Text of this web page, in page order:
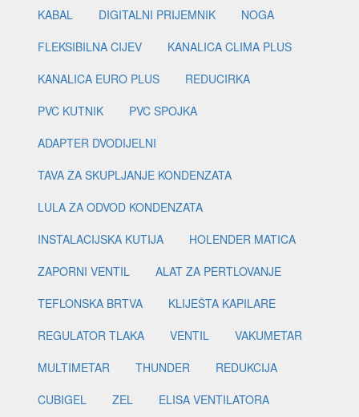
KABAL
DIGITALNI PRIJEMNIK
NOGA
FLEKSIBILNA CIJEV
KANALICA CLIMA PLUS
KANALICA EURO PLUS
REDUCIRKA
PVC KUTNIK
PVC SPOJKA
ADAPTER DVODIJELNI
TAVA ZA SKUPLJANJE KONDENZATA
LULA ZA ODVOD KONDENZATA
INSTALACIJSKA KUTIJA
HOLENDER MATICA
ZAPORNI VENTIL
ALAT ZA PERTLOVANJE
TEFLONSKA BRTVA
KLIJEŠTA KAPILARE
REGULATOR TLAKA
VENTIL
VAKUMETAR
MULTIMETAR
THUNDER
REDUKCIJA
CUBIGEL
ZEL
ELISA VENTILATORA